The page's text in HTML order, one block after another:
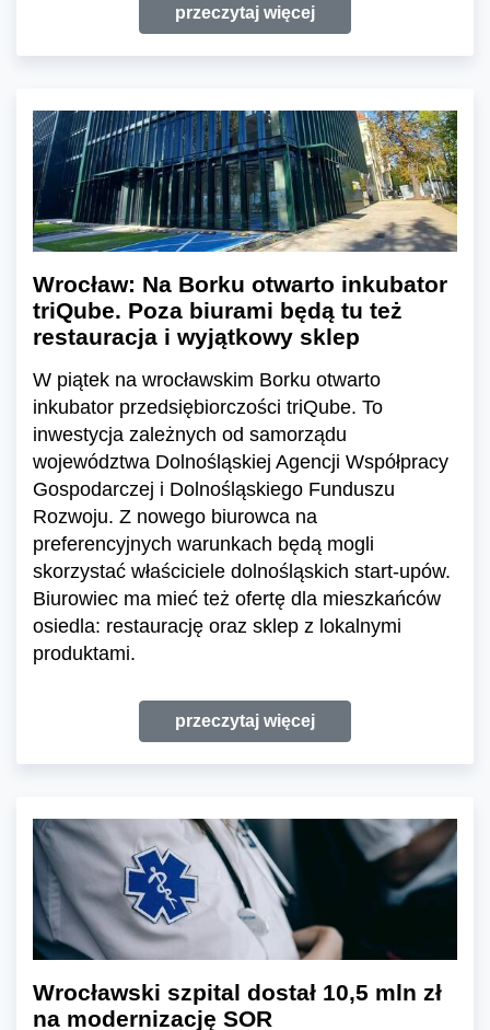
przeczytaj więcej
Wrocław: Na Borku otwarto inkubator
triQube. Poza biurami będą tu też
restauracja i wyjątkowy sklep
W piątek na wrocławskim Borku otwarto
inkubator przedsiębiorczości triQube. To
inwestycja zależnych od samorządu
województwa Dolnośląskiej Agencji Współpracy
Gospodarczej i Dolnośląskiego Funduszu
Rozwoju. Z nowego biurowca na
preferencyjnych warunkach będą mogli
skorzystać właściciele dolnośląskich start-upów.
Biurowiec ma mieć też ofertę dla mieszkańców
osiedla: restaurację oraz sklep z lokalnymi
produktami.
przeczytaj więcej
Wrocławski szpital dostał 10,5 mln zł
na modernizację SOR